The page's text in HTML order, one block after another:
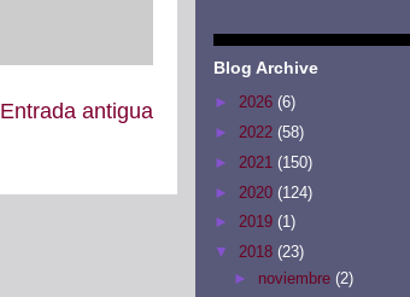
Entrada antigua
Blog Archive
► 2026 (6)
► 2022 (58)
► 2021 (150)
► 2020 (124)
► 2019 (1)
▼ 2018 (23)
► noviembre (2)